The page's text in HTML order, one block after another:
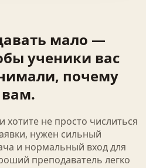
мало —
ученики вас
почему
хотите не просто числиться
нужен сильный
и нормальный вход для
преподаватель легко